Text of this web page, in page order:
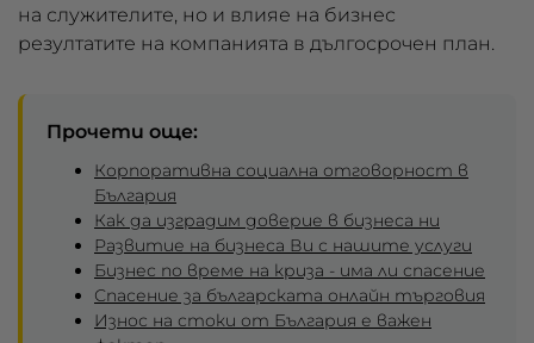
на служителите, но и влияе на бизнес
резултатите на компанията в дългосрочен план.
Прочети още:
Корпоративна социална отговорност в
България
Как да изградим доверие в бизнеса ни
Развитие на бизнеса Ви с нашите услуги
Бизнес по време на криза - има ли спасение
Спасение за българската онлайн търговия
Износ на стоки от България е важен